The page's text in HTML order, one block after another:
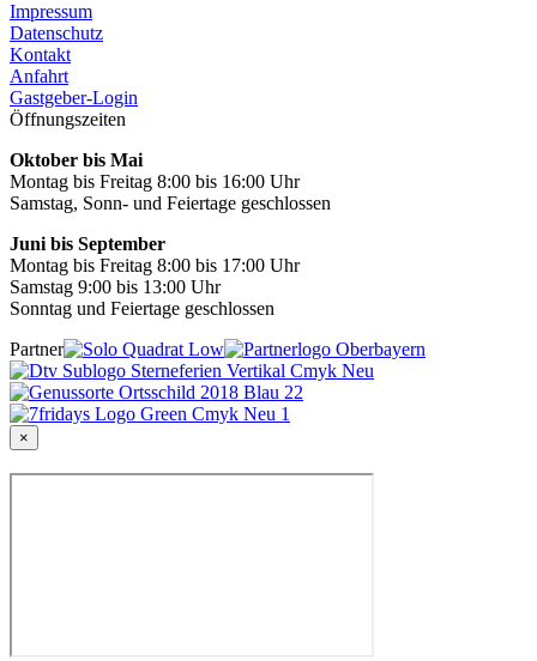
Impressum
Datenschutz
Kontakt
Anfahrt
Gastgeber-Login
Öffnungszeiten
Oktober bis Mai
Montag bis Freitag 8:00 bis 16:00 Uhr
Samstag, Sonn- und Feiertage geschlossen
Juni bis September
Montag bis Freitag 8:00 bis 17:00 Uhr
Samstag 9:00 bis 13:00 Uhr
Sonntag und Feiertage geschlossen
Partner
×